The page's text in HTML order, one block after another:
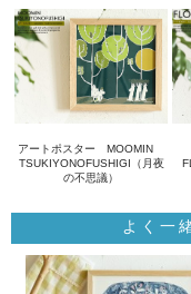
アートポスター MOOMIN
TSUKIYONOFUSHIGI（月夜
の不思議）
よく一